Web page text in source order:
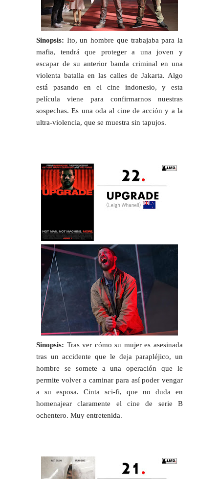
Sinopsis: Ito, un hombre que trabajaba para la
mafia, tendrá que proteger a una joven y
escapar de su anterior banda criminal en una
violenta batalla en las calles de Jakarta. Algo
está pasando en el cine indonesio, y esta
película viene para confirmarnos nuestras
sospechas. Es una oda al cine de acción y a la
ultra-violencia, que se muestra sin tapujos.
Sinopsis: Tras ver cómo su mujer es asesinada
tras un accidente que le deja parapléjico, un
hombre se somete a una operación que le
permite volver a caminar para así poder vengar
a su esposa. Cinta sci-fi, que no duda en
homenajear claramente el cine de serie B
ochentero. Muy entretenida.